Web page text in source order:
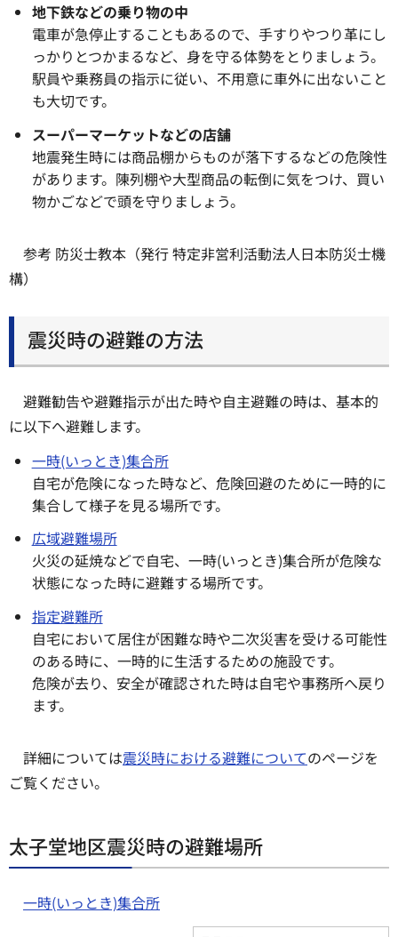
地下鉄などの乗り物の中
電車が急停止することもあるので、手すりやつり革にし
っかりとつかまるなど、身を守る体勢をとりましょう。
駅員や乗務員の指示に従い、不用意に車外に出ないこと
も大切です。
スーパーマーケットなどの店舗
地震発生時には商品棚からものが落下するなどの危険性
があります。陳列棚や大型商品の転倒に気をつけ、買い
物かごなどで頭を守りましょう。
参考 防災士教本（発行 特定非営利活動法人日本防災士機
構）
震災時の避難の方法
避難勧告や避難指示が出た時や自主避難の時は、基本的
に以下へ避難します。
一時(いっとき)集合所
自宅が危険になった時など、危険回避のために一時的に
集合して様子を見る場所です。
広域避難場所
火災の延焼などで自宅、一時(いっとき)集合所が危険な
状態になった時に避難する場所です。
指定避難所
自宅において居住が困難な時や二次災害を受ける可能性
のある時に、一時的に生活するための施設です。
危険が去り、安全が確認された時は自宅や事務所へ戻り
ます。
詳細については震災時における避難についてのページを
ご覧ください。
太子堂地区震災時の避難場所
一時(いっとき)集合所